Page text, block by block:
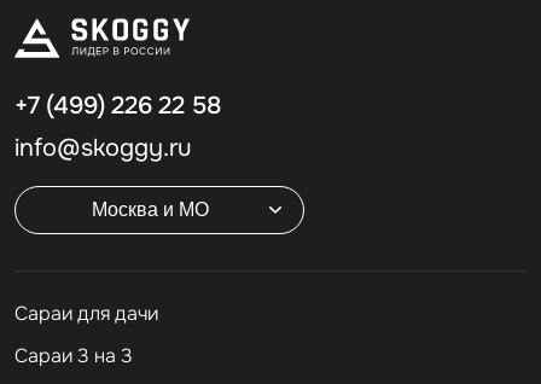
+7 (499) 226 22 58
info@skoggy.ru
Москва и МО
Cараи для дачи
Сараи 3 на 3